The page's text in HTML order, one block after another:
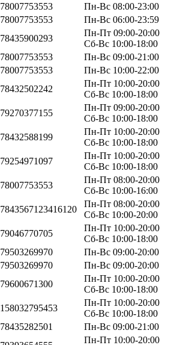
78007753553
Пн-Вс 08:00-23:00
78007753553
Пн-Вс 06:00-23:59
78435900293
Пн-Пт 09:00-20:00
Сб-Вс 10:00-18:00
78007753553
Пн-Вс 09:00-21:00
78007753553
Пн-Вс 10:00-22:00
78432502242
Пн-Пт 10:00-20:00
Сб-Вс 10:00-18:00
79270377155
Пн-Пт 09:00-20:00
Сб-Вс 10:00-18:00
78432588199
Пн-Пт 10:00-20:00
Сб-Вс 10:00-18:00
79254971097
Пн-Пт 10:00-20:00
Сб-Вс 10:00-18:00
78007753553
Пн-Пт 08:00-20:00
Сб-Вс 10:00-16:00
7843567123416120
Пн-Пт 08:00-20:00
Сб-Вс 10:00-20:00
79046770705
Пн-Пт 10:00-20:00
Сб-Вс 10:00-18:00
79503269970
Пн-Вс 09:00-20:00
79503269970
Пн-Вс 09:00-20:00
79600671300
Пн-Пт 10:00-20:00
Сб-Вс 10:00-18:00
158032795453
Пн-Пт 10:00-20:00
Сб-Вс 10:00-18:00
78435282501
Пн-Вс 09:00-21:00
Пн-Пт 10:00-20:00